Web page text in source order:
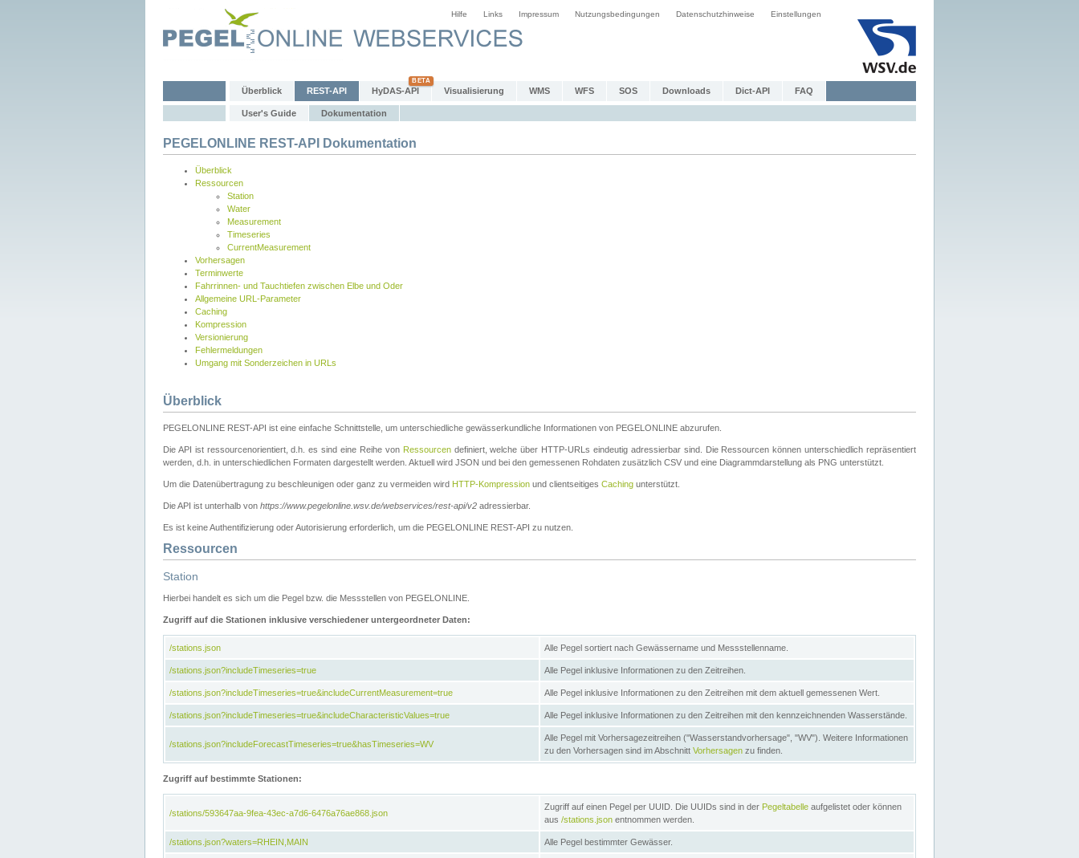
Hilfe Links Impressum Nutzungsbedingungen Datenschutzhinweise Einstellungen
Überblick REST-API HyDAS-API Visualisierung WMS WFS SOS Downloads Dict-API FAQ
User's Guide Dokumentation
PEGELONLINE REST-API Dokumentation
Überblick
Ressourcen
Station
Water
Measurement
Timeseries
CurrentMeasurement
Vorhersagen
Terminwerte
Fahrrinnen- und Tauchtiefen zwischen Elbe und Oder
Allgemeine URL-Parameter
Caching
Kompression
Versionierung
Fehlermeldungen
Umgang mit Sonderzeichen in URLs
Überblick
PEGELONLINE REST-API ist eine einfache Schnittstelle, um unterschiedliche gewässerkundliche Informationen von PEGELONLINE abzurufen.
Die API ist ressourcenorientiert, d.h. es sind eine Reihe von Ressourcendefiniert, welche über HTTP-URLs eindeutig adressierbar sind. Die Ressourcen können unterschiedlich repräsentiert
werden, d.h. in unterschiedlichen Formaten dargestellt werden. Aktuell wird JSON und bei den gemessenen Rohdaten zusätzlich CSV und eine Diagrammdarstellung als PNG unterstützt.
Um die Datenübertragung zu beschleunigen oder ganz zu vermeiden wird HTTP-Kompression und clientseitiges Caching unterstützt.
Die API ist unterhalb von https://www.pegelonline.wsv.de/webservices/rest-api/v2 adressierbar.
Es ist keine Authentifizierung oder Autorisierung erforderlich, um die PEGELONLINE REST-API zu nutzen.
Ressourcen
Station
Hierbei handelt es sich um die Pegel bzw. die Messstellen von PEGELONLINE.
Zugriff auf die Stationen inklusive verschiedener untergeordneter Daten:
/stations.json Alle Pegel sortiert nach Gewässername und Messstellenname.
/stations.json?includeTimeseries=true Alle Pegel inklusive Informationen zu den Zeitreihen.
/stations.json?includeTimeseries=true&includeCurrentMeasurement=true Alle Pegel inklusive Informationen zu den Zeitreihen mit dem aktuell gemessenen Wert.
/stations.json?includeTimeseries=true&includeCharacteristicValues=true Alle Pegel inklusive Informationen zu den Zeitreihen mit den kennzeichnenden Wasserstände.
/stations.json?includeForecastTimeseries=true&hasTimeseries=WV
Alle Pegel mit Vorhersagezeitreihen ("Wasserstandvorhersage", "WV"). Weitere Informationen
zu den Vorhersagen sind im Abschnitt Vorhersagen zu finden.
Zugriff auf bestimmte Stationen:
/stations/593647aa-9fea-43ec-a7d6-6476a76ae868.json
Zugriff auf einen Pegel per UUID. Die UUIDs sind in der Pegeltabelle aufgelistet oder können
aus /stations.json entnommen werden.
/stations.json?waters=RHEIN,MAIN Alle Pegel bestimmter Gewässer.